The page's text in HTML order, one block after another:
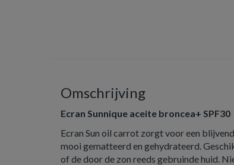
Omschrijving
Ecran Sunnique aceite broncea+ SPF30
Ecran Sun oil carrot zorgt voor een
mooi gematteerd en gehydrateerd.
of de door de zon reeds gebruinde huid.